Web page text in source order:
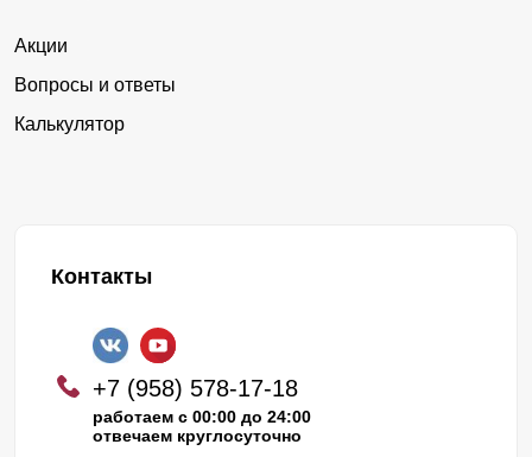
Акции
Вопросы и ответы
Калькулятор
Контакты
+7 (958) 578-17-18
работаем с 00:00 до 24:00
отвечаем круглосуточно